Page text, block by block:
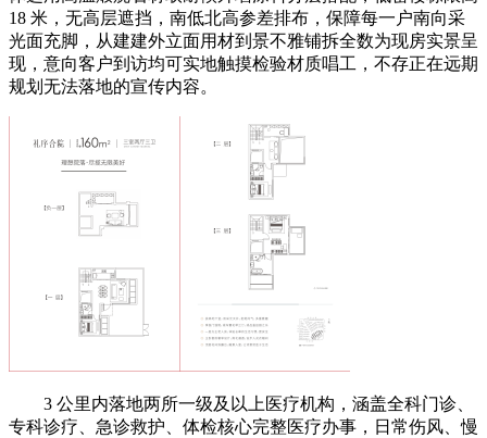
18 米，无高层遮挡，南低北高参差排布，保障每一户南向采
光面充脚，从建建外立面用材到景不雅铺拆全数为现房实景呈
现，意向客户到访均可实地触摸检验材质唱工，不存正在远期
规划无法落地的宣传内容。
3 公里内落地两所一级及以上医疗机构，涵盖全科门诊、
专科诊疗、急诊救护、体检核心完整医疗办事，日常伤风、慢